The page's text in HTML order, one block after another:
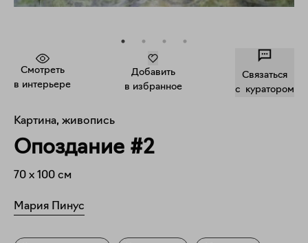
Смотреть
в интерьере
Добавить
в избранное
Связаться
c куратором
Картина, живопись
Опоздание #2
70 x 100 см
Мария Пинус